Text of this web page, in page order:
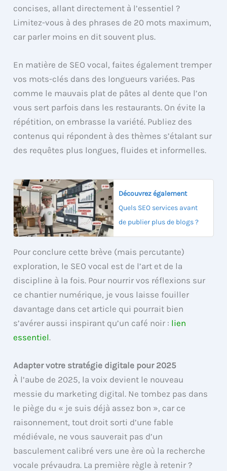
concises, allant directement à l’essentiel ?
Limitez-vous à des phrases de 20 mots maximum,
car parler moins en dit souvent plus.
En matière de SEO vocal, faites également tremper
vos mots-clés dans des longueurs variées. Pas
comme le mauvais plat de pâtes al dente que l’on
vous sert parfois dans les restaurants. On évite la
répétition, on embrasse la variété. Publiez des
contenus qui répondent à des thèmes s’étalant sur
des requêtes plus longues, fluides et informelles.
Découvrez également
Quels SEO services avant
de publier plus de blogs ?
Pour conclure cette brève (mais percutante)
exploration, le SEO vocal est de l’art et de la
discipline à la fois. Pour nourrir vos réflexions sur
ce chantier numérique, je vous laisse fouiller
davantage dans cet article qui pourrait bien
s’avérer aussi inspirant qu’un café noir : lien
essentiel.
Adapter votre stratégie digitale pour 2025
À l’aube de 2025, la voix devient le nouveau
messie du marketing digital. Ne tombez pas dans
le piège du « je suis déjà assez bon », car ce
raisonnement, tout droit sorti d’une fable
médiévale, ne vous sauverait pas d’un
basculement calibré vers une ère où la recherche
vocale prévaudra. La première règle à retenir ?